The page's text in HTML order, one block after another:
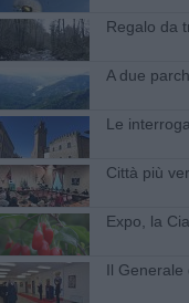
Regalo da
A due
Le
Città più
Expo, la
​Il Generale